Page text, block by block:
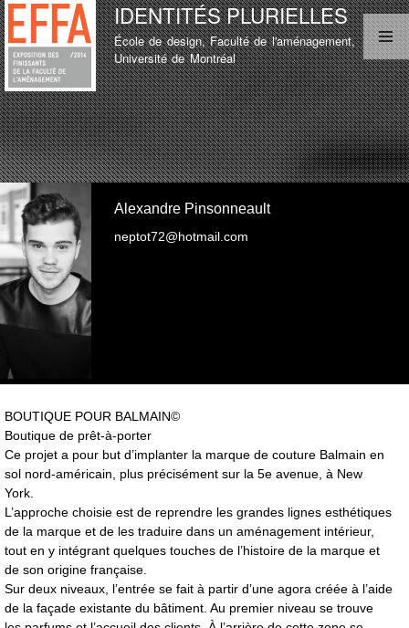
Aller au
contenu
principal
IDENTITÉS PLURIELLES
École de design, Faculté de l'aménagement,
Université de Montréal
MENU PRINCIPAL
LISTE D'ÉTUDIANT
TEST
LISTE D'ÉTUDIANT
Alexandre Pinsonneault
neptot72@hotmail.com
BOUTIQUE POUR BALMAIN©
Boutique de prêt-à-porter
Ce projet a pour but d’implanter la marque de couture Balmain en
sol nord-américain, plus précisément sur la 5e avenue, à New
York.
L’approche choisie est de reprendre les grandes lignes esthétiques
de la marque et de les traduire dans un aménagement intérieur,
tout en y intégrant quelques touches de l’histoire de la marque et
de son origine française.
Sur deux niveaux, l’entrée se fait à partir d’une agora créée à l’aide
de la façade existante du bâtiment. Au premier niveau se trouve